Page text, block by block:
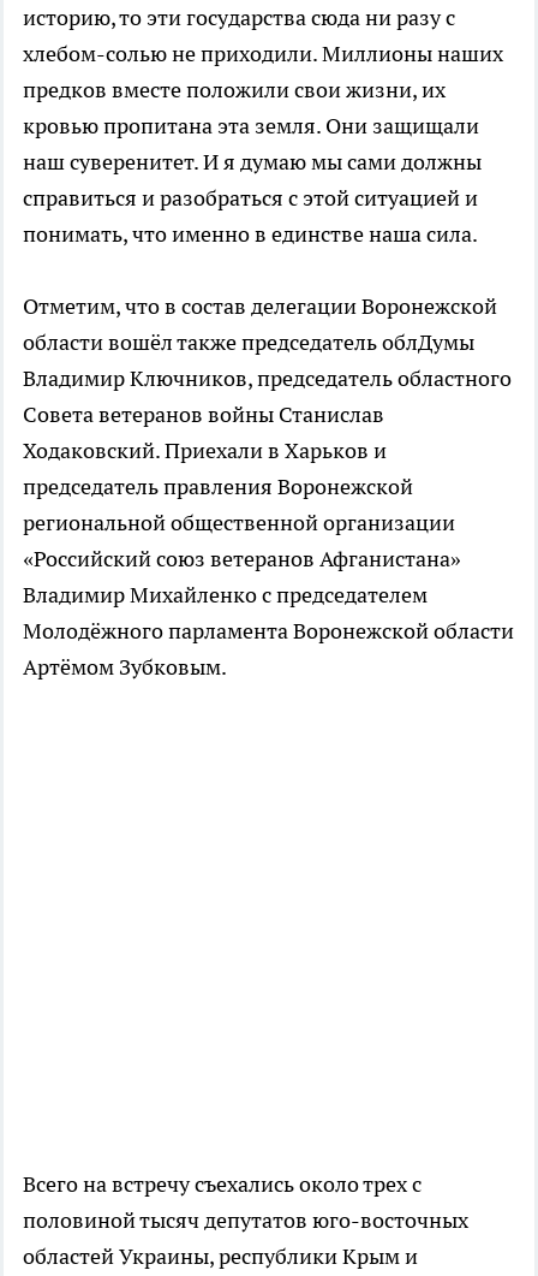
историю, то эти государства сюда ни разу с
хлебом-солью не приходили. Миллионы наших
предков вместе положили свои жизни, их
кровью пропитана эта земля. Они защищали
наш суверенитет. И я думаю мы сами должны
справиться и разобраться с этой ситуацией и
понимать, что именно в единстве наша сила.
Отметим, что в состав делегации Воронежской
области вошёл также председатель облДумы
Владимир Ключников, председатель областного
Совета ветеранов войны Станислав
Ходаковский. Приехали в Харьков и
председатель правления Воронежской
региональной общественной организации
«Российский союз ветеранов Афганистана»
Владимир Михайленко с председателем
Молодёжного парламента Воронежской области
Артёмом Зубковым.
Всего на встречу съехались около трех с
половиной тысяч депутатов юго-восточных
областей Украины, республики Крым и